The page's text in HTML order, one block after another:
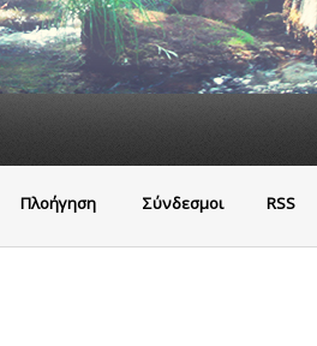
Πλοήγηση Σύνδεσμοι RSS